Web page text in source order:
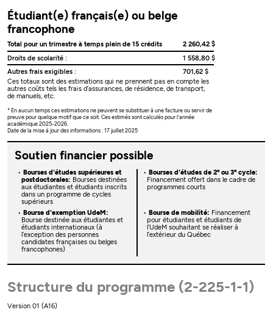
Étudiant(e) français(e) ou belge
francophone
Total pour un trimestre à temps plein de 15 crédits
2 260,42 $
Droits de scolarité :
1 558,80 $
Autres frais exigibles :
701,62 $
Ces totaux sont des estimations qui ne prennent pas en compte les
autres coûts tels les frais d’assurances, de résidence, de transport,
de manuels, etc.
* En aucun temps ces estimations ne peuvent se substituer à une facture ou servir de
preuve pour quelque motif que ce soit. Ces estimés sont calculés pour l’année
académique 2025-2026.
Date de la mise à jour des informations : 17 juillet 2025
Soutien financier possible
Bourses d'études supérieures et
postdoctorales: Bourses destinées
aux étudiantes et étudiants inscrits
dans un programme de cycles
supérieurs
Bourses d'études de 2eou 3ecycle:
Financement offert dans le cadre de
programmes courts
Bourse d'exemption UdeM:
Bourse destinée aux étudiantes et
étudiants internationaux (à
l’exception des personnes
candidates françaises ou belges
francophones)
Bourse de mobilité: Financement
pour étudiantes et étudiants de
l’UdeM souhaitant se réaliser à
l’extérieur du Québec
Structure du programme (2-225-1-1)
Version 01 (A16)